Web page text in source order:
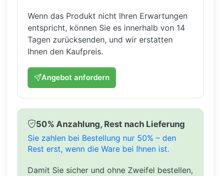
Wenn das Produkt nicht Ihren Erwartungen
entspricht, können Sie es innerhalb von 14
Tagen zurücksenden, und wir erstatten
Ihnen den Kaufpreis.
Angebot anfordern
50% Anzahlung, Rest nach Lieferung
Sie zahlen bei Bestellung nur 50% – den
Rest erst, wenn die Ware bei Ihnen ist.
Damit Sie sicher und ohne Zweifel bestellen,